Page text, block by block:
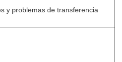
y problemas de transferencia